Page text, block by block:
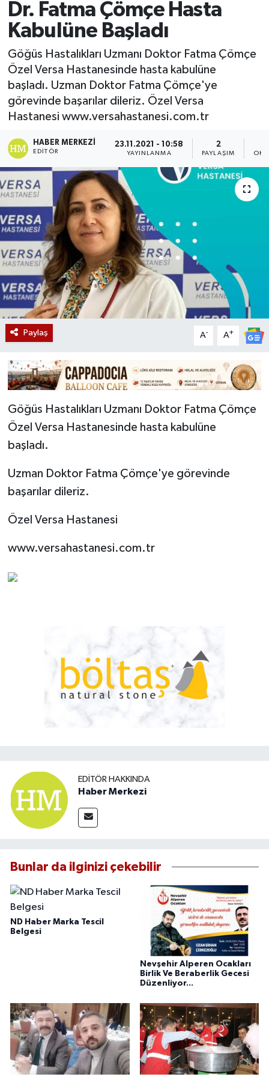
Dr. Fatma Çömçe Hasta
Kabulüne Başladı
Göğüs Hastalıkları Uzmanı Doktor Fatma Çömçe
Özel Versa Hastanesinde hasta kabulüne
başladı. Uzman Doktor Fatma Çömçe'ye
görevinde başarılar dileriz. Özel Versa
Hastanesi www.versahastanesi.com.tr
HABER MERKEZI
EDITÖR
23.11.2021 - 10:58
YAYINLANMA
2
PAYLAŞIM
Paylaş A- A+
Göğüs Hastalıkları Uzmanı Doktor Fatma Çömçe
Özel Versa Hastanesinde hasta kabulüne
başladı.
Uzman Doktor Fatma Çömçe'ye görevinde
başarılar dileriz.
Özel Versa Hastanesi
www.versahastanesi.com.tr
EDITÖR HAKKINDA
Haber Merkezi
Bunlar da ilginizi çekebilir
ND Haber Marka Tescil
Belgesi
Nevşehir Alperen Ocakları
Birlik Ve Beraberlik Gecesi
Düzenliyor...